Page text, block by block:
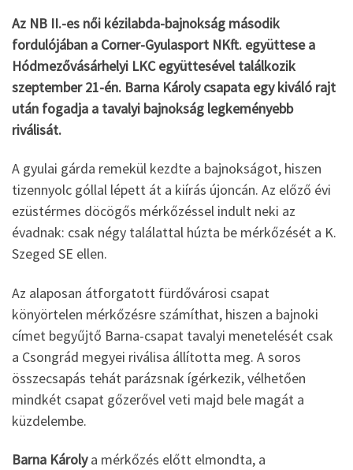
Az NB II.-es női kézilabda-bajnokság második
fordulójában a Corner-Gyulasport NKft. együttese a
Hódmezővásárhelyi LKC együttesével találkozik
szeptember 21-én. Barna Károly csapata egy kiváló rajt
után fogadja a tavalyi bajnokság legkeményebb
riválisát.
A gyulai gárda remekül kezdte a bajnokságot, hiszen
tizennyolc góllal lépett át a kiírás újoncán. Az előző évi
ezüstérmes döcögős mérkőzéssel indult neki az
évadnak: csak négy találattal húzta be mérkőzését a K.
Szeged SE ellen.
Az alaposan átforgatott fürdővárosi csapat
könyörtelen mérkőzésre számíthat, hiszen a bajnoki
címet begyűjtő Barna-csapat tavalyi menetelését csak
a Csongrád megyei riválisa állította meg. A soros
összecsapás tehát parázsnak ígérkezik, vélhetően
mindkét csapat gőzerővel veti majd bele magát a
küzdelembe.
Barna Károlya mérkőzés előtt elmondta, a